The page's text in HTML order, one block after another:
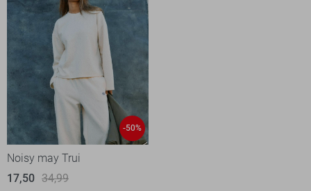
-50%
Noisy may Trui
17,50 34,99